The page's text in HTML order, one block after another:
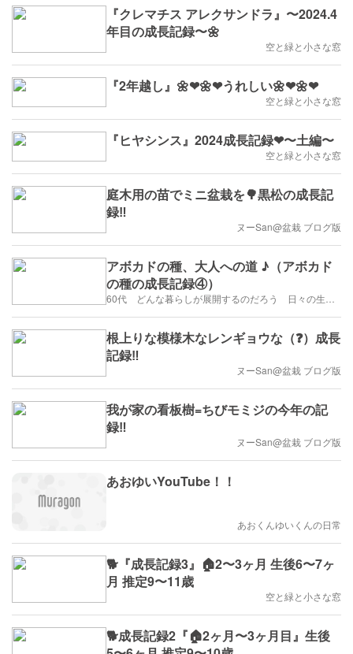
『クレマチス アレクサンドラ』〜2024.4
年目の成長記録〜🌼
空と緑と小さな窓
『2年越し』🌼❤🌼❤うれしい🌼❤🌼❤
空と緑と小さな窓
『ヒヤシンス』2024成長記録❤〜土編〜
空と緑と小さな窓
庭木用の苗でミニ盆栽を🌳黒松の成長記
録‼️
ヌーSan@盆栽 ブログ版
アボカドの種、大人への道 ♪（アボカド
の種の成長記録④）
根上りな模様木なレンギョウな（❓）成長
記録‼️
ヌーSan@盆栽 ブログ版
我が家の看板樹=ちびモミジの今年の記
録‼️
ヌーSan@盆栽 ブログ版
あおゆいYouTube！！
あおくんゆいくんの日常
🐕『成長記録3』🏠2〜3ヶ月 生後6〜7ヶ
月 推定9〜11歳
空と緑と小さな窓
🐕成長記録2『🏠2ヶ月〜3ヶ月目』生後